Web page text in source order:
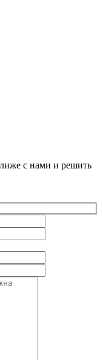
с нами и решить